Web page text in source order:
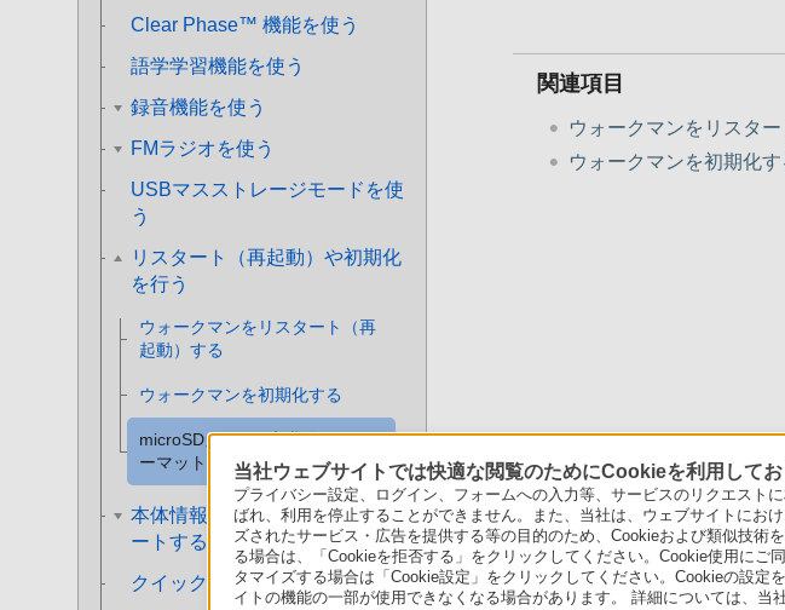
Clear Phase™ 機能を使う
語学学習機能を使う
録音機能を使う
FMラジオを使う
USBマスストレージモードを使
う
リスタート（再起動）や初期化
を行う
ウォークマンをリスタート（再
起動）する
ウォークマンを初期化する
microSDカードを初期化（フォ
ーマット）する
本体情報を確認する／アップデ
ートする
クイック設定パネルを使う
関連項目
ウォークマンをリスタ
ウォークマンを初期化す
当社ウェブサイトでは快適な閲覧のためにCookieを利用してお
プライバシー設定、ログイン、フォームへの入力等、サービスのリクエスト
ばれ、利用を停止することができません。また、当社は、ウェブサイトにお
ズされたサービス・広告を提供する等の目的のため、Cookieおよび類似技術
る場合は、「Cookieを拒否する」をクリックしてください。Cookie使用に
タマイズする場合は「Cookie設定」をクリックしてください。Cookieの設
イトの機能の一部が使用できなくなる場合があります。 詳細については、